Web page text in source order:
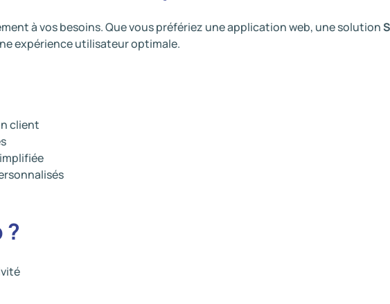
à vos besoins. Que vous préfériez une application web, une solution
expérience utilisateur optimale.
client